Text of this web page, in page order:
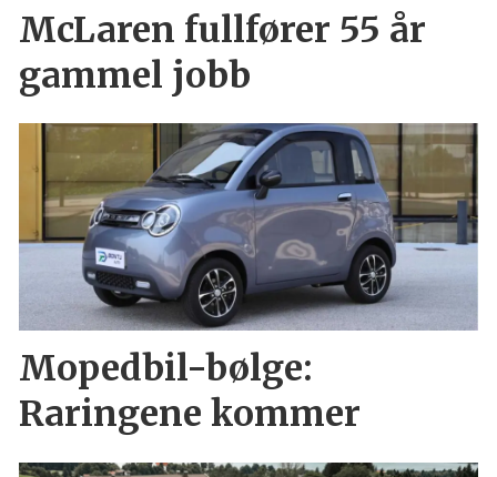
McLaren fullfører 55 år
gammel jobb
Mopedbil-bølge:
Raringene kommer